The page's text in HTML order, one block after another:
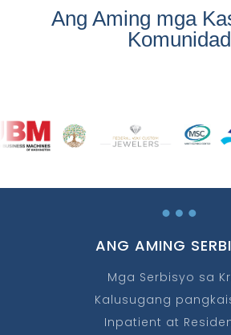
Ang Aming mga
Komunidad
…
ANG AMING
Mga Serbisyo sa
Kalusugang
Inpatient at